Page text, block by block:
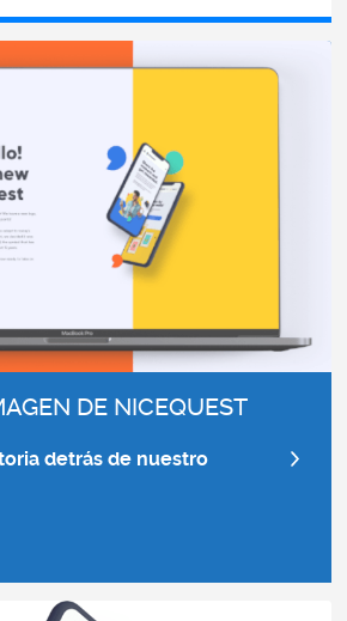
DE NICEQUEST
detrás de nuestro